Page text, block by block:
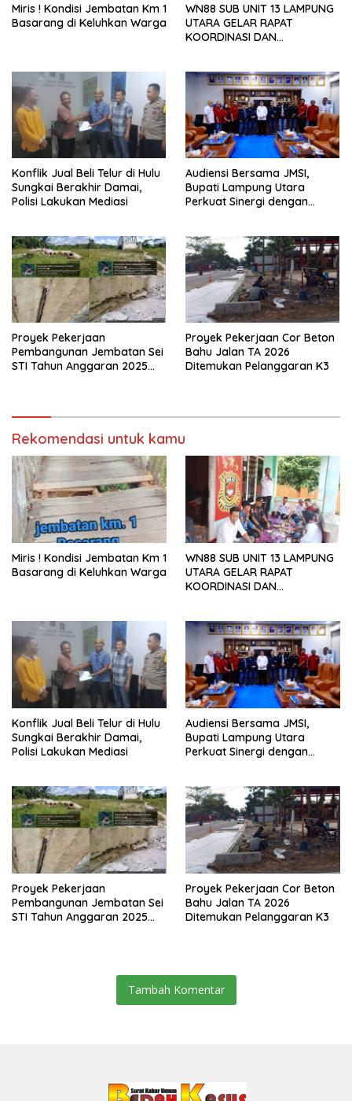
Miris ! Kondisi Jembatan Km 1
Basarang di Keluhkan Warga
WN88 SUB UNIT 13 LAMPUNG
UTARA GELAR RAPAT
KOORDINASI DAN
Konflik Jual Beli Telur di Hulu
Sungkai Berakhir Damai,
Polisi Lakukan Mediasi
Audiensi Bersama JMSI,
Bupati Lampung Utara
Perkuat Sinergi dengan
Proyek Pekerjaan
Pembangunan Jembatan Sei
STI Tahun Anggaran 2025
Proyek Pekerjaan Cor Beton
Bahu Jalan TA 2026
Ditemukan Pelanggaran K3
Rekomendasi untuk kamu
Miris ! Kondisi Jembatan Km 1
Basarang di Keluhkan Warga
WN88 SUB UNIT 13 LAMPUNG
UTARA GELAR RAPAT
KOORDINASI DAN
Konflik Jual Beli Telur di Hulu
Sungkai Berakhir Damai,
Polisi Lakukan Mediasi
Audiensi Bersama JMSI,
Bupati Lampung Utara
Perkuat Sinergi dengan
Proyek Pekerjaan
Pembangunan Jembatan Sei
STI Tahun Anggaran 2025
Proyek Pekerjaan Cor Beton
Bahu Jalan TA 2026
Ditemukan Pelanggaran K3
Tambah Komentar